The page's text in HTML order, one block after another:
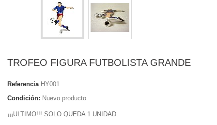
TROFEO FIGURA FUTBOLISTA GRANDE
Referencia HY001
Condición: Nuevo producto
¡¡¡ULTIMO!!! SOLO QUEDA 1 UNIDAD.